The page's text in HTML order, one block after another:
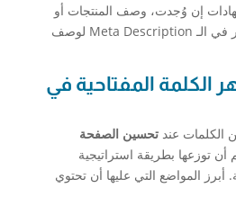
إن وُجدت، وصف المنتجات أو
الخدمات، وحاول أن تظهر في الـ Meta Description لوصف
الكلمة المفتاحية في
الكلمات عند تحسين الصفحة
أن توزعها بطريقة استراتيجية
المواضع التي عليها أن تحتوي